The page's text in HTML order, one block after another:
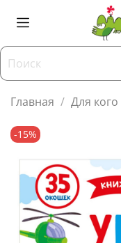
Главная Для кого
-15%